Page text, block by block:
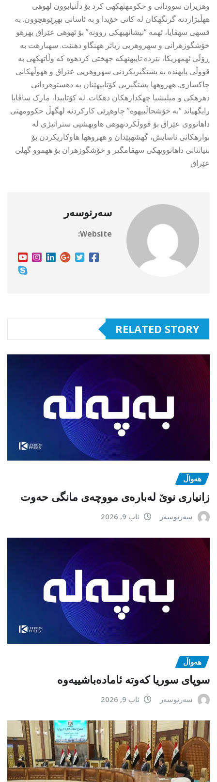
وهزیران سوودانی و حکومهتهکهی کرد بۆ دڵنیابوون لهوهی
ههڵبژاردنه گرنگهکان له کاتی خۆیدا و به ئاسانی بهڕێوهچوون. به
قسهی سهڤایا، ئهمه “نیشانهیهکی روونه” بۆ ئهوهی عێراق بهرهو
خۆشگوزهرانی و سهروهریی زیاتر ههنگاو دهنێت. سهبارهت به
ڕۆڵی ئهمهریکا، نێرده تایبهتهکه جهختی کردهوه که وڵاتهکهی به
قووڵی پاپهنده به پشتگیریکردنی سهروهریی عێراق و ههوڵهکانی
چاکسازی. ههروهها پشتگیریی کۆتاییهێنان به دهستوهردانی
دهرهکی و میلیشیا چهکدارهکان دهکات. له کۆتاییدا، مارک ساڤایا
رایگهیاند “به خۆشحاڵییهوه” چاوهڕێی کارکردنه لهگهڵ حکوومهتی
داهاتووی عێراق بۆ قووڵکردنهوهی هاوبهشیی ستراتیژی له
بوارهکانی ئاسایش، گهشهپێدان و ههروهها هاوکاریکردن بۆ
بنیاتنانی داهاتوویهکی سهقامگیر و خۆشگوزهران بۆ ههموو گهلی
عێراق
سەرنوسەر
Website:
RELATED STORY
هەواڵ
زانیاری نوێ لەبارەی مووچەی مانگی حەوت
سەرنوسەر ئاب 9, 2026
هەواڵ
سوپای سوریا کەوتە ئامادەباشییەوە
سەرنوسەر ئاب 9, 2026